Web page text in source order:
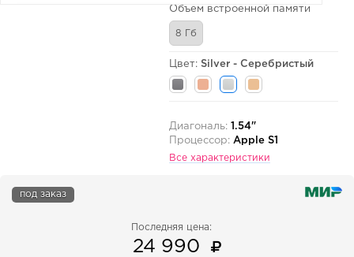
Объем встроенной памяти
8 Гб
Цвет: Silver - Серебристый
Диагональ:
1.54"
Процессор: Apple S1
Все характеристики
под заказ
Последняя цена:
24 990